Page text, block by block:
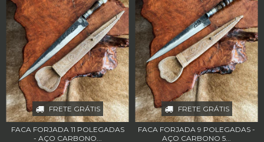
FRETE GRÁTIS
FACA FORJADA 11 POLEGADAS
- AÇO CARBONO...
FRETE GRÁTIS
FACA FORJADA 9 POLEGADAS -
AÇO CARBONO 5...